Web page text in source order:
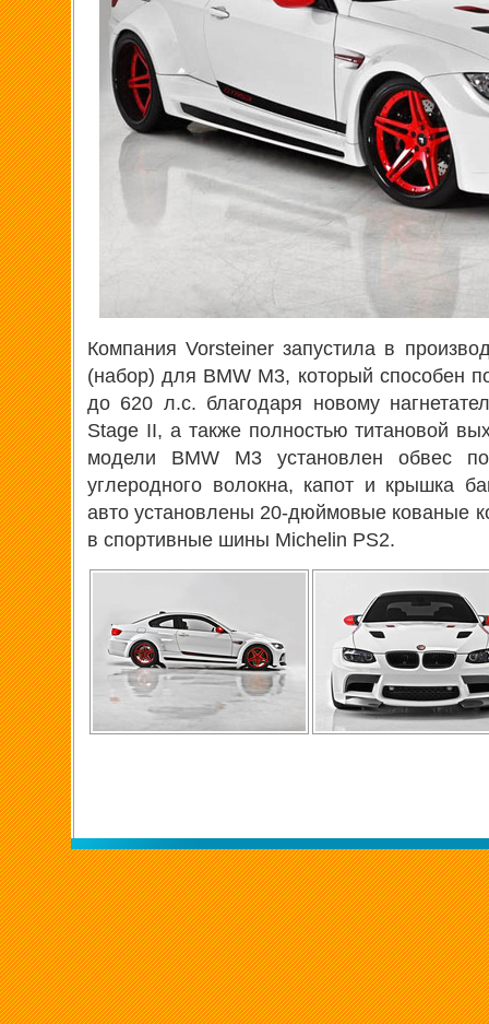
Компания Vorsteiner запустила в
(набор) для BMW M3, который способен
до 620 л.с. благодаря новому
Stage II, а также полностью титановой
модели BMW M3 установлен обвес
углеродного волокна, капот и крышка
авто установлены 20-дюймовые кованые
в спортивные шины Michelin PS2.